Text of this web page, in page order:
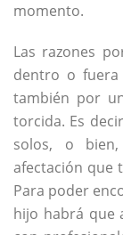
momento.
Las razones
dentro o
también por
torcida. Es
solos, o
afectación que
Para poder
hijo habrá que